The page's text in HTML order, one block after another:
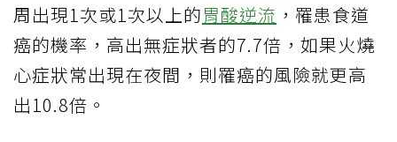
周出現1次或1次以上的胃酸逆流 ，罹患食道
癌的機率，高出無症狀者的7.7倍，如果火燒
心症狀常出現在夜間，則罹癌的風險就更高
出10.8倍。